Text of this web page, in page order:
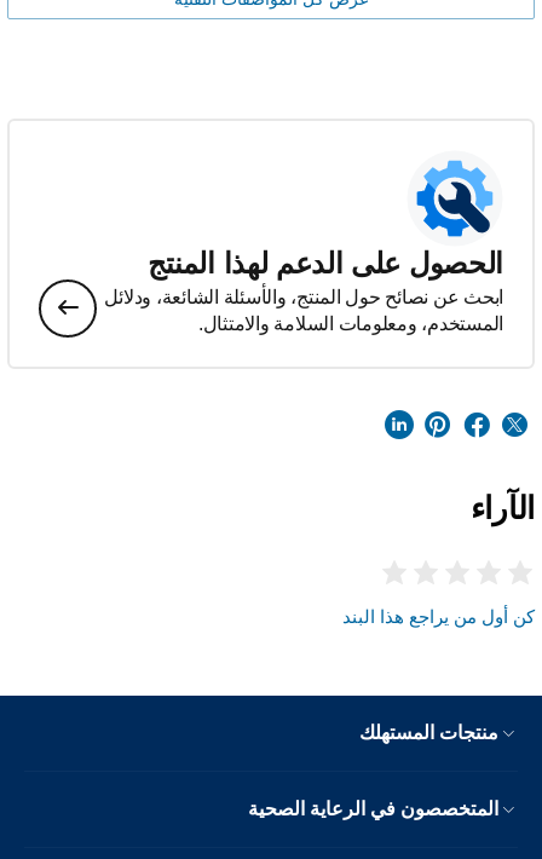
الحصول على الدعم لهذا المنتج
ابحث عن نصائح حول المنتج، والأسئلة الشائعة، ودلائل
المستخدم، ومعلومات السلامة والامتثال.
الآراء
كن أول من يراجع هذا البند
منتجات المستهلك
المتخصصون في الرعاية الصحية